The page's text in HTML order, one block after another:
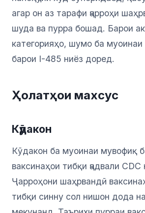
агар он аз тарафи ҷарроҳи
шуда ва пурра бошад. Барои
категорияҳо, шумо ба муоинаи
барои I-485 ниёз доред.
Ҳолатҳои махсус
Кӯдакон
Кӯдакон ба муоинаи мувофиқ
ваксинаҳои тибқи ҷадвали
Ҷарроҳони шаҳрвандӣ
тибқи синну сол нишон дода